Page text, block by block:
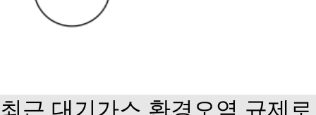
최근 대기가스 환경오염 규제